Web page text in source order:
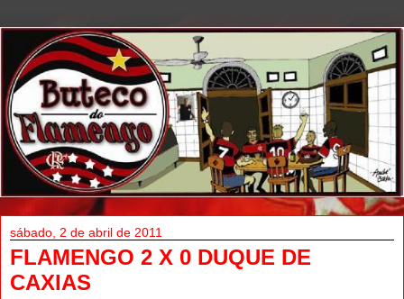
sábado, 2 de abril de 2011
FLAMENGO 2 X 0 DUQUE DE
CAXIAS